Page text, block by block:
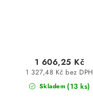
Skladem (13 ks)
1 327,48 Kč bez DPH
1 606,25 Kč